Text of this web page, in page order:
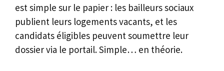
est simple sur le papier : les bailleurs sociaux
publient leurs logements vacants, et les
candidats éligibles peuvent soumettre leur
dossier via le portail. Simple… en théorie.